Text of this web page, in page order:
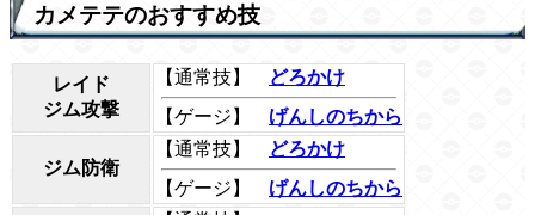
カメテテのおすすめ技
レイド
ジム攻撃
【通常技】
どろかけ
【ゲージ】
げんしのちから
ジム防衛
【通常技】
どろかけ
【ゲージ】
げんしのちから